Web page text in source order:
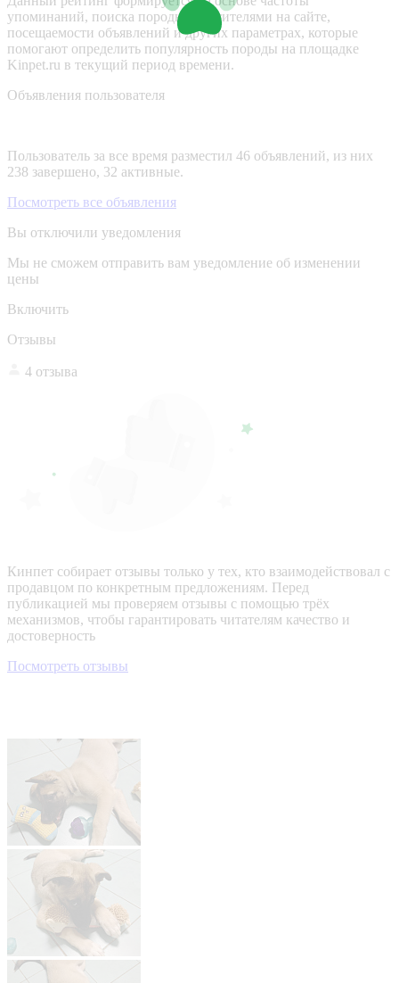
упоминаний, поиска породы посетителями на сайте,
посещаемости объявлений и других параметрах, которые
помогают определить популярность породы на площадке
Kinpet.ru в текущий период времени.
Объявления пользователя
Пользователь за все время разместил 46 объявлений, из них
238 завершено, 32 активные.
Посмотреть все объявления
Вы отключили уведомления
Мы не сможем отправить вам уведомление об изменении
цены
Включить
Отзывы
4 отзыва
Кинпет собирает отзывы только у тех, кто взаимодействовал с
продавцом по конкретным предложениям. Перед
публикацией мы проверяем отзывы с помощью трёх
механизмов, чтобы гарантировать читателям качество и
достоверность
Посмотреть отзывы